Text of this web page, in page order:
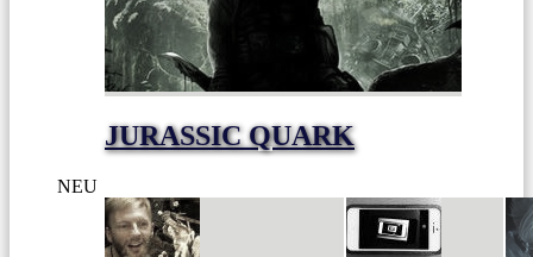
JURASSIC QUARK
NEU